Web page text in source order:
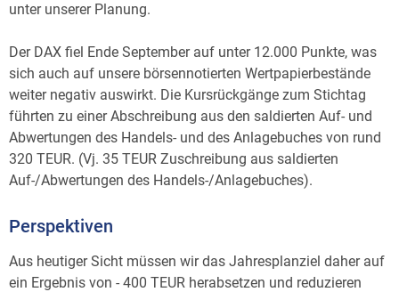
unter unserer Planung.
Der DAX fiel Ende September auf unter 12.000 Punkte, was
sich auch auf unsere börsennotierten Wertpapierbestände
weiter negativ auswirkt. Die Kursrückgänge zum Stichtag
führten zu einer Abschreibung aus den saldierten Auf- und
Abwertungen des Handels- und des Anlagebuches von rund
320 TEUR. (Vj. 35 TEUR Zuschreibung aus saldierten
Auf-/Abwertungen des Handels-/Anlagebuches).
Perspektiven
Aus heutiger Sicht müssen wir das Jahresplanziel daher auf
ein Ergebnis von - 400 TEUR herabsetzen und reduzieren